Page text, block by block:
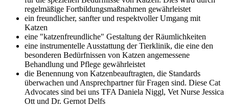
regelmäßige Fortbildungsmaßnahmen gewährleistet
ein freundlicher, sanfter und respektvoller Umgang mit
Katzen
eine "katzenfreundliche" Gestaltung der Räumlichkeiten
eine instrumentelle Ausstattung der Tierklinik, die eine den
besonderen Bedürfnissen von Katzen angemessene
Behandlung und Pflege gewährleistet
die Benennung von Katzenbeauftragten, die Standards
überwachen und Ansprechpartner für Fragen sind. Diese Cat
Advocates sind bei uns TFA Daniela Niggl, Vet Nurse Jessica
Ott und Dr. Gernot Delfs